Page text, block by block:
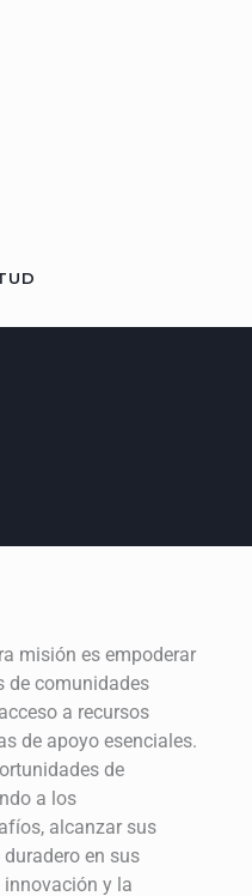
misión es empoderar
de comunidades
a recursos
de apoyo esenciales.
de
a los
alcanzar sus
en sus
y la